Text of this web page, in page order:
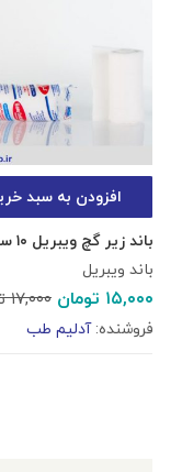
افزودن به سبد خرید
باند زیر گچ ویبریل ۱۰ سانت
باند ویبریل
۱۵,۰۰۰ تومان۱۷,۰۰۰
فروشنده:آدلیم طب